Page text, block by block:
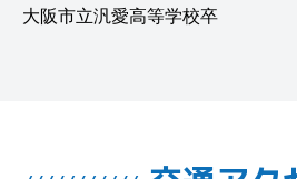
大阪市立汎愛高等学校卒